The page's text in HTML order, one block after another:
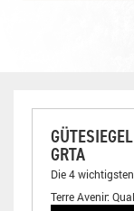
GÜTESIEGEL
GRTA
Die 4
Terre Avenir: